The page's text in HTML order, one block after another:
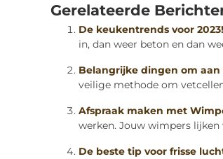
Gerelateerde
De keukentrends voor 2023!
in, dan weer beton en dan
Belangrijke dingen om
veilige methode om
Afspraak maken met
werken. Jouw wimpers lijken
De beste tip voor frisse